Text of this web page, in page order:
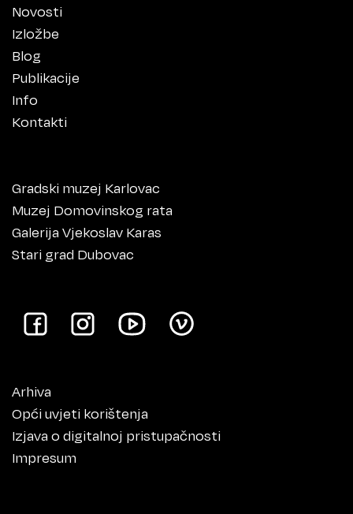
Novosti
Izložbe
Blog
Publikacije
Info
Kontakti
Gradski muzej Karlovac
Muzej Domovinskog rata
Galerija Vjekoslav Karas
Stari grad Dubovac
Arhiva
Opći uvjeti korištenja
Izjava o digitalnoj pristupačnosti
Impresum